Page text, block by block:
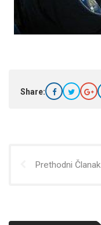
Share:
Prethodni Članak